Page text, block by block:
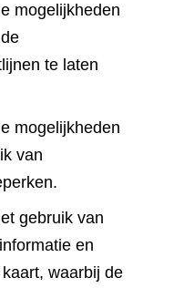
mogelijkheden
te laten
mogelijkheden
van
gebruik van
en
waarbij de